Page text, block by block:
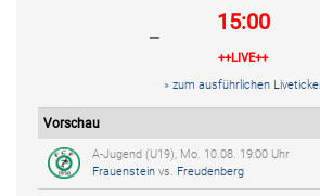
- 15:00
++LIVE++
» zum ausführlichen
Vorschau
A-Jugend (U19), Mo. 10.08. 19:00 Uhr
Frauenstein vs. Freudenberg